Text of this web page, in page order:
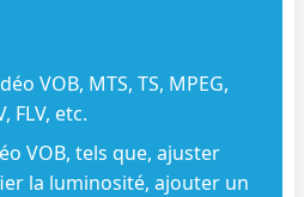
VOB, MTS, TS, MPEG,
FLV, etc.
VOB, tels que, ajuster
la luminosité, ajouter un